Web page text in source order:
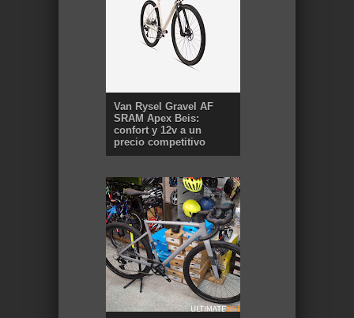
Van Rysel Gravel AF
SRAM Apex Beis:
confort y 12v a un
precio competitivo